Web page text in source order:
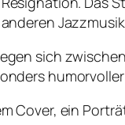
sich
Cover, ein